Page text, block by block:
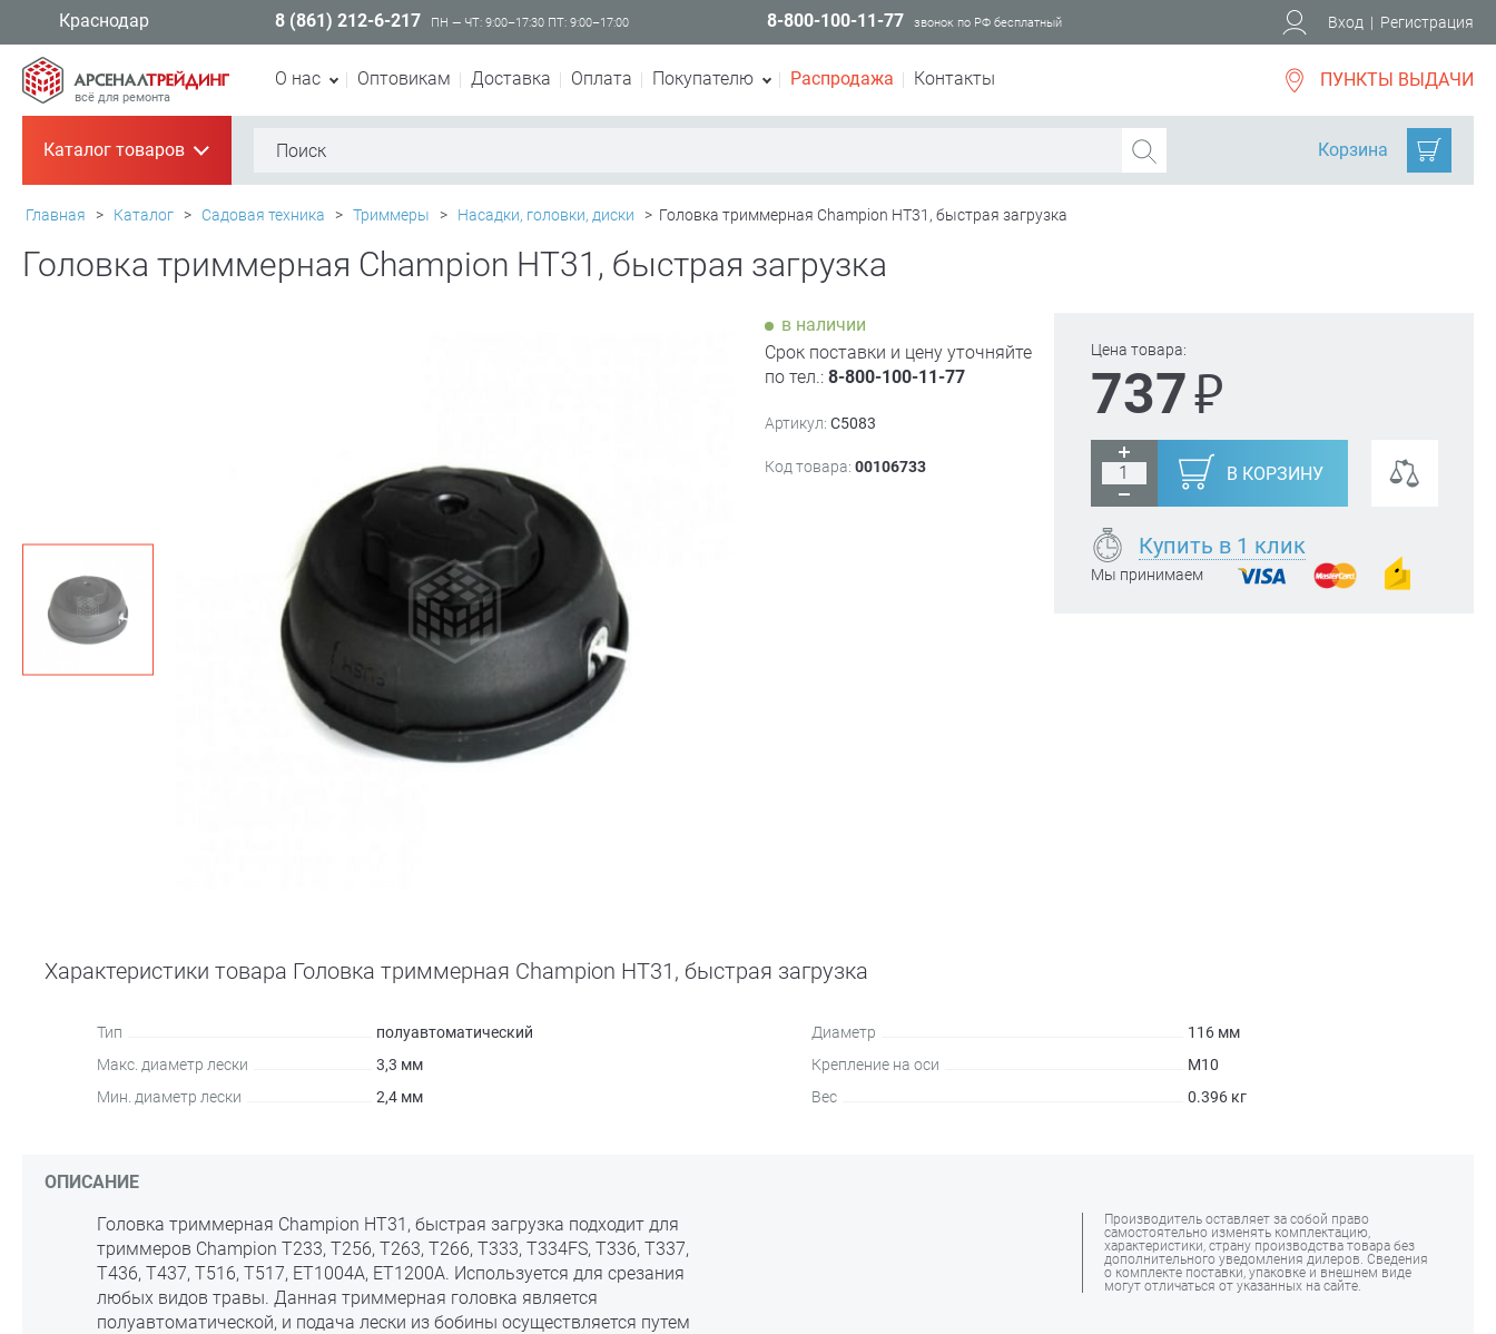
Краснодар 8 (861) 212-6-217 ПН — ЧТ: 9:00–17:30 ПТ: 9:00–17:00 8-800-100-11-77 звонок по РФ бесплатный Вход | Регистрация
всё для ремонта
О нас Оптовикам Доставка Оплата Покупателю Распродажа Контакты ПУНКТЫ ВЫДАЧИ
Каталог товаров+ Корзина
Главная > Каталог > Садовая техника > Триммеры > Насадки, головки, диски > Головка триммерная Champion HT31, быстрая загрузка
Головка триммерная Champion HT31, быстрая загрузка
Цена товара:
737₽
В КОРЗИНУ
Купить в 1 клик
Мы принимаем
в наличии
Срок поставки и цену уточняйте
по тел.:8-800-100-11-77
Артикул: C5083
Код товара: 00106733
Характеристики товара Головка триммерная Champion HT31, быстрая загрузка
Тип
полуавтоматический
Макс. диаметр лески
3,3 мм
Мин. диаметр лески
2,4 мм
Диаметр
116 мм
Крепление на оси
М10
Вес
0.396 кг
ОПИСАНИЕ
Головка триммерная Champion HT31, быстрая загрузка подходит для
триммеров Champion T233, T256, T263, T266, T333, T334FS, T336, T337,
T436, T437, T516, T517, ET1004A, ET1200A. Используется для срезания
любых видов травы. Данная триммерная головка является
полуавтоматической, и подача лески из бобины осуществляется путем
Производитель оставляет за собой право
самостоятельно изменять комплектацию,
характеристики, страну производства товара без
дополнительного уведомления дилеров. Сведения
о комплекте поставки, упаковке и внешнем виде
могут отличаться от указанных на сайте.